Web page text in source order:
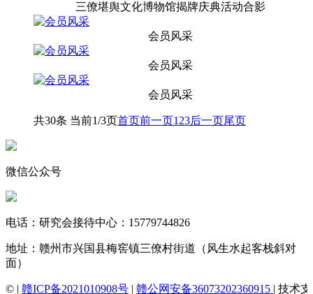
三僚堪舆文化博物馆揭牌庆典活动合影
会员风采
会员风采
会员风采
共30条 当前1/3页首页前一页1 23后一页尾页
微信公众号
电话：研究会接待中心：15779744826
地址：赣州市兴国县梅窖镇三僚村街道（风生水起客栈斜对
面）
© | 赣ICP备2021010908号 | 赣公网安备36073202360915 | 技术